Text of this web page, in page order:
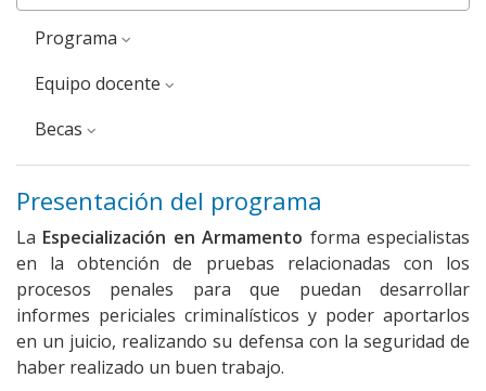
Programa
equipo docente
Becas
Presentación del programa
La Especialización en Armamento forma especialistas
en la obtención de pruebas relacionadas con los
procesos penales para que puedan desarrollar
informes periciales criminalísticos y poder aportarlos
en un juicio, realizando su defensa con la seguridad de
haber realizado un buen trabajo.